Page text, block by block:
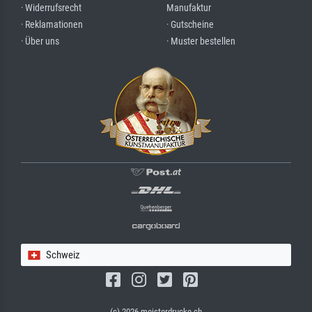
· Widerrufsrecht
· Reklamationen
· Über uns
Manufaktur
· Gutscheine
· Muster bestellen
Schweiz